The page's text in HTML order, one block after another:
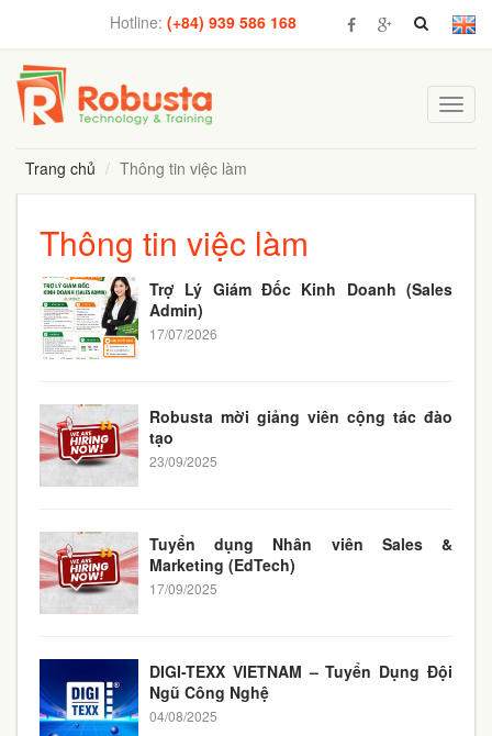
Hotline: (+84) 939 586 168
Trang chủ
Thông tin việc làm
Thông tin việc làm
Trợ Lý Giám Đốc Kinh Doanh (Sales
Admin)
17/07/2026
Robusta mời giảng viên cộng tác đào
tạo
23/09/2025
Tuyển dụng Nhân viên Sales &
Marketing (EdTech)
17/09/2025
DIGI-TEXX VIETNAM – Tuyển Dụng Đội
Ngũ Công Nghệ
04/08/2025